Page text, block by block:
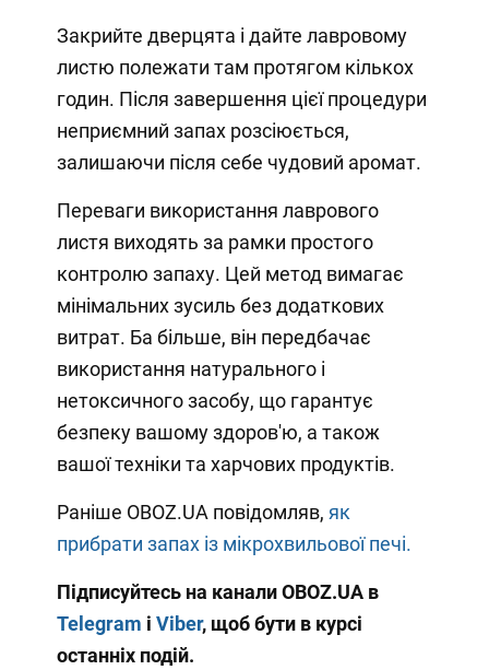
Закрийте дверцята і дайте лавровому
листю полежати там протягом кількох
годин. Після завершення цієї процедури
неприємний запах розсіюється,
залишаючи після себе чудовий аромат.
Переваги використання лаврового
листя виходять за рамки простого
контролю запаху. Цей метод вимагає
мінімальних зусиль без додаткових
витрат. Ба більше, він передбачає
використання натурального і
нетоксичного засобу, що гарантує
безпеку вашому здоров'ю, а також
вашої техніки та харчових продуктів.
Раніше OBOZ.UA повідомляв, як
прибрати запах із мікрохвильової печі.
Підписуйтесь на канали OBOZ.UA в
Telegram і Viber, щоб бути в курсі
останніх подій.